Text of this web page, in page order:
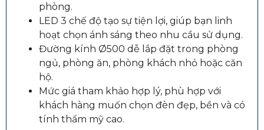
phòng.
LED 3 chế độ tạo sự tiện lợi, giúp bạn linh
hoạt chọn ánh sáng theo nhu cầu sử dụng.
Đường kính Ø500 dễ lắp đặt trong phòng
ngủ, phòng ăn, phòng khách nhỏ hoặc căn
hộ.
Mức giá tham khảo hợp lý, phù hợp với
khách hàng muốn chọn đèn đẹp, bền và có
tính thẩm mỹ cao.